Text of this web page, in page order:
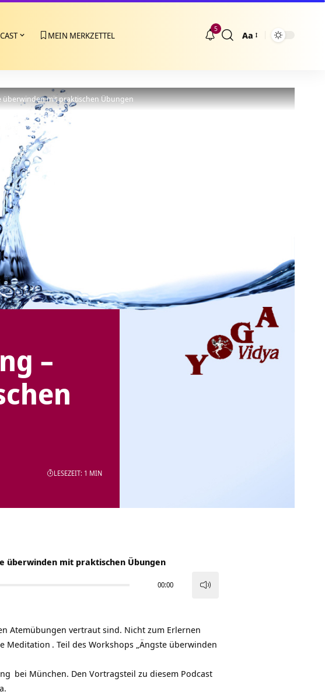
MEIN MERKZETTEL
5
Größenänderung
Aa
überwinden mit praktischen Übungen
–
LESEZEIT: 1 MIN
überwinden mit praktischen Übungen
00:00
Atemübungen vertraut sind. Nicht zum Erlernen
Meditation . Teil des Workshops „Ängste überwinden
bei München. Den Vortragsteil zu diesem Podcast
.